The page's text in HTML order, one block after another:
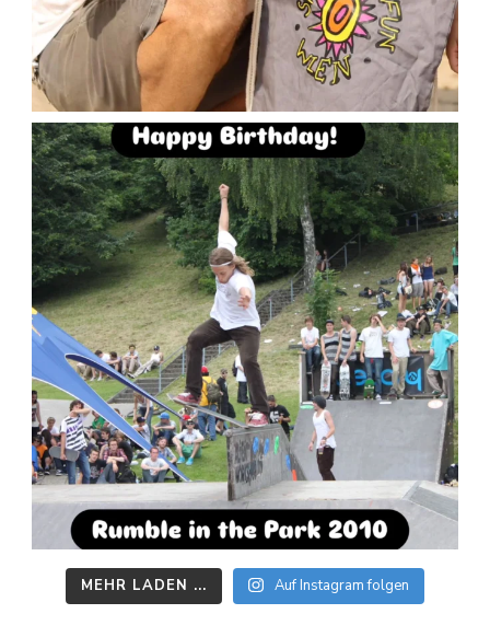
MEHR LADEN ... Auf Instagram folgen